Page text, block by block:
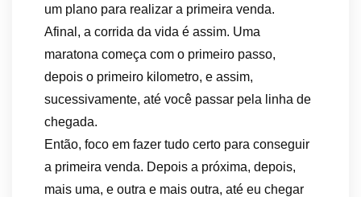
um plano para realizar a primeira venda.
Afinal, a corrida da vida é assim. Uma
maratona começa com o primeiro passo,
depois o primeiro kilometro, e assim,
sucessivamente, até você passar pela linha de
chegada.
Então, foco em fazer tudo certo para conseguir
a primeira venda. Depois a próxima, depois,
mais uma, e outra e mais outra, até eu chegar